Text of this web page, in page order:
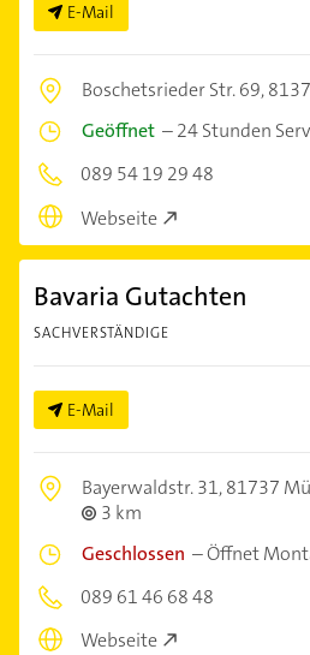
E-Mail
Boschetsrieder Str. 69,
Geöffnet –24 Stunden
089 54 19 29 48
Webseite
Bavaria Gutachten
SACHVERSTÄNDIGE
E-Mail
Bayerwaldstr. 31,81737
3 km
Geschlossen –Öffnet
089 61 46 68 48
Webseite